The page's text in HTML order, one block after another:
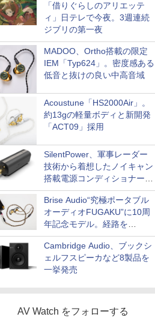
「借りぐらしのアリエッテ
ィ」日テレで今夜。3週連続
ジブリの第一夜
MADOO、Ortho搭載の限定
IEM「Typ624」。密度感ある
低音と抜けの良い中高音域
Acoustune「HS2000Air」。
約13gの軽量ボディと新開発
「ACT09」採用
SilentPower、軍事レーダー
技術から着想したノイキャン
搭載電源コンディショナー
「AC iPurifier2」
Brise Audio“究極ポータブル
オーディオFUGAKU”に10周
年記念モデル。経路を
NISHIKIで統一。400万円
Cambridge Audio、ブックシ
ェルフスピーカなど8製品を
一挙発売
AV Watch をフォローする